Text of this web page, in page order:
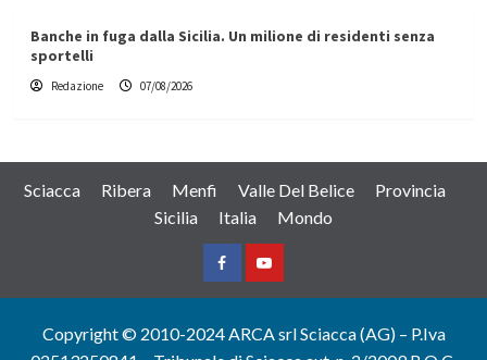
Banche in fuga dalla Sicilia. Un milione di residenti senza
sportelli
Redazione 07/08/2026
Sciacca Ribera Menfi Valle Del Belice
Provincia
Sicilia
Italia Mondo
FacebookYountube
Copyright © 2010-2024 ARCA srl Sciacca (AG) – P.Iva